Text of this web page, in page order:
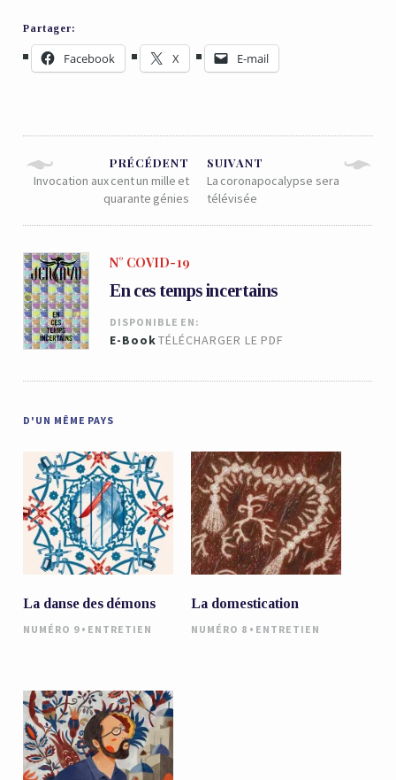
Partager:
Facebook X E-mail
SUIVANT
La coronapocalypse sera
télévisée
PRÉCÉDENT
Invocation aux cent un mille et
quarante génies
N° COVID-19
En ces temps incertains
DISPONIBLE EN:
E-BookTÉLÉCHARGER LE PDF
D'UN MÊME PAYS
La danse des démons
NUMÉRO 9• ENTRETIEN
La domestication
NUMÉRO 8 • ENTRETIEN